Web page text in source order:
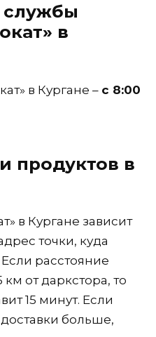
в
в Кургане – с 8:00
продуктов в
в Кургане зависит
точки, куда
расстояние
км от даркстора, то
15 минут. Если
больше,